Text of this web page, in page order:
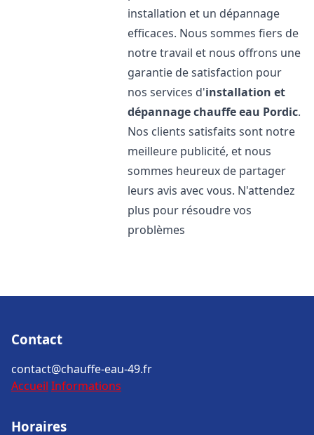
installation et un dépannage
efficaces. Nous sommes fiers de
notre travail et nous offrons une
garantie de satisfaction pour
nos services d'installation et
dépannage chauffe eau Pordic.
Nos clients satisfaits sont notre
meilleure publicité, et nous
sommes heureux de partager
leurs avis avec vous. N'attendez
plus pour résoudre vos
problèmes
Contact
contact@chauffe-eau-49.fr
Accueil Informations
Horaires